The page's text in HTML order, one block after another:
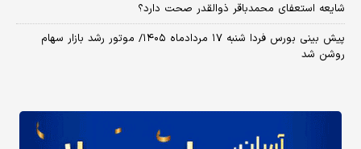
شایعه استعفای محمدباقر ذوالقدر صحت دارد؟
پیش بینی بورس فردا شنبه ۱۷ مردادماه ۱۴۰۵/ موتور رشد بازار سهام
روشن شد